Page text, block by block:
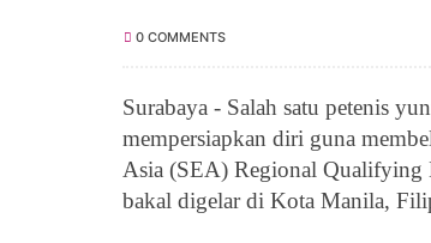
0 COMMENTS
Surabaya - Salah satu petenis
mempersiapkan diri guna
Asia (SEA) Regional
bakal digelar di Kota Manila,